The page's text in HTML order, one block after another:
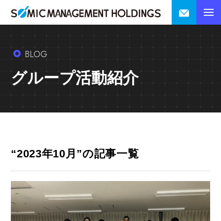
BLOG
グループ活動紹介
“2023年10月”の記事一覧